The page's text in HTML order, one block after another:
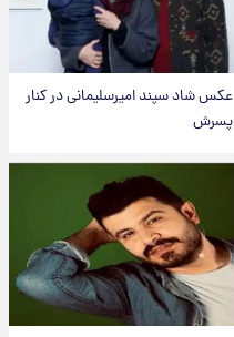
عکس شاد سپند امیرسلیمانی در کنار
پسرش